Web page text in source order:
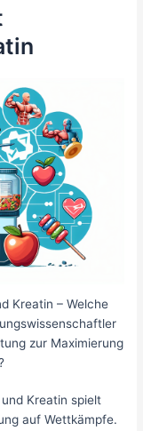
Kreatin – Welche
zur Maximierung
Kreatin spielt
auf Wettkämpfe.